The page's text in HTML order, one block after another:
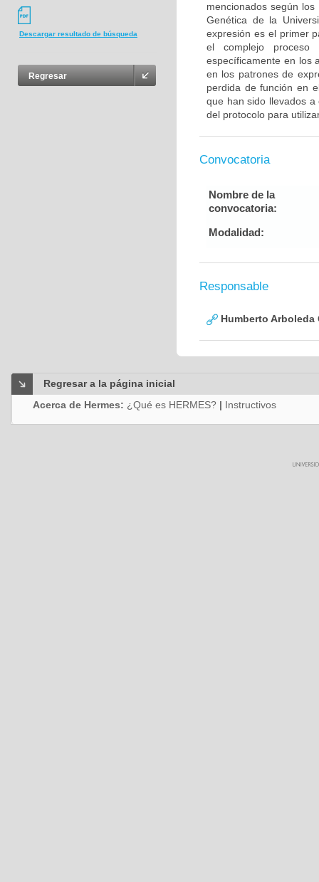
Descargar resultado de búsqueda
Regresar
mencionados según
Genética de la
expresión es el primer
el complejo proceso
específicamente en los
en los patrones de
perdida de función en
que han sido llevados
del protocolo para
Convocatoria
Nombre de la
convocatoria:
Modalidad:
Responsable
Humberto Arboleda
Regresar a la página inicial
Acerca de Hermes: ¿Qué es HERMES? | Instructivos